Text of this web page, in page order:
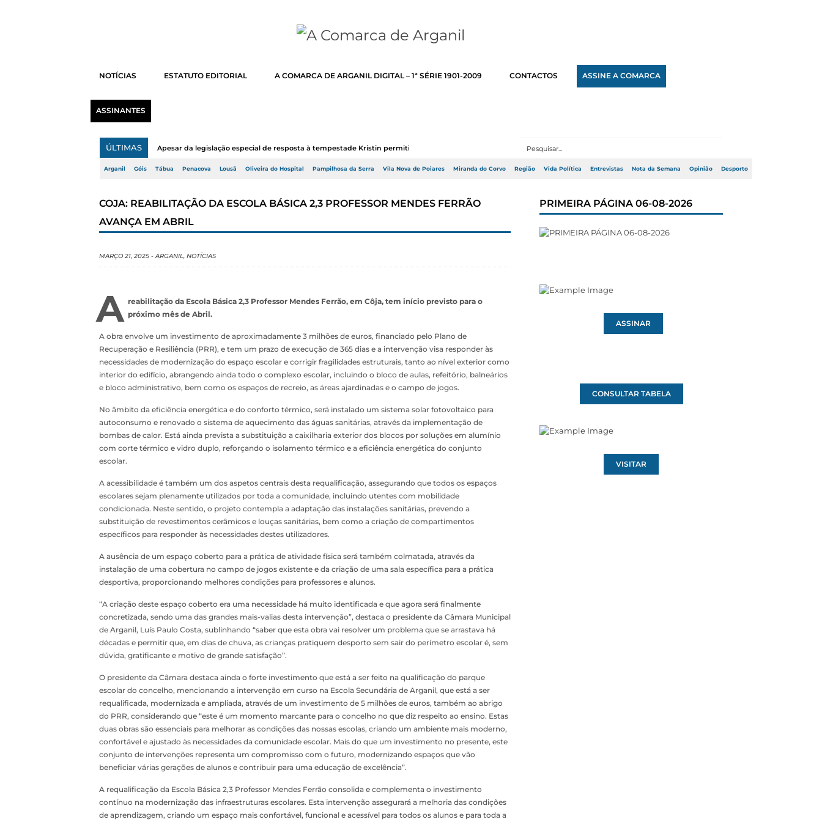
NOTÍCIAS ESTATUTO EDITORIAL A COMARCA DE ARGANIL DIGITAL – 1ª SÉRIE 1901-2009 CONTACTOS ASSINE A COMARCA
ASSINANTES
ÚLTIMAS Apesar da legislação especial de resposta à tempestade Kristin permitir a adj...
Arganil Góis Tábua Penacova Lousã Oliveira do Hospital Pampilhosa da Serra Vila Nova de Poiares Miranda do Corvo Região Vida Política Entrevistas Nota da Semana Opinião Desporto
COJA: REABILITAÇÃO DA ESCOLA BÁSICA 2,3 PROFESSOR MENDES FERRÃO
AVANÇA EM ABRIL
MARÇO 21, 2025 -ARGANIL, NOTÍCIAS
A reabilitação da Escola Básica 2,3 Professor Mendes Ferrão, em Côja, tem início previsto para o
próximo mês de Abril.
A obra envolve um investimento de aproximadamente 3 milhões de euros, financiado pelo Plano de
Recuperação e Resiliência (PRR), e tem um prazo de execução de 365 dias e a intervenção visa responder às
necessidades de modernização do espaço escolar e corrigir fragilidades estruturais, tanto ao nível exterior como
interior do edifício, abrangendo ainda todo o complexo escolar, incluindo o bloco de aulas, refeitório, balneários
e bloco administrativo, bem como os espaços de recreio, as áreas ajardinadas e o campo de jogos.
No âmbito da eficiência energética e do conforto térmico, será instalado um sistema solar fotovoltaico para
autoconsumo e renovado o sistema de aquecimento das águas sanitárias, através da implementação de
bombas de calor. Está ainda prevista a substituição a caixilharia exterior dos blocos por soluções em alumínio
com corte térmico e vidro duplo, reforçando o isolamento térmico e a eficiência energética do conjunto
escolar.
A acessibilidade é também um dos aspetos centrais desta requalificação, assegurando que todos os espaços
escolares sejam plenamente utilizados por toda a comunidade, incluindo utentes com mobilidade
condicionada. Neste sentido, o projeto contempla a adaptação das instalações sanitárias, prevendo a
substituição de revestimentos cerâmicos e louças sanitárias, bem como a criação de compartimentos
específicos para responder às necessidades destes utilizadores.
A ausência de um espaço coberto para a prática de atividade física será também colmatada, através da
instalação de uma cobertura no campo de jogos existente e da criação de uma sala específica para a prática
desportiva, proporcionando melhores condições para professores e alunos.
“A criação deste espaço coberto era uma necessidade há muito identificada e que agora será finalmente
concretizada, sendo uma das grandes mais-valias desta intervenção”, destaca o presidente da Câmara Municipal
de Arganil, Luís Paulo Costa, sublinhando “saber que esta obra vai resolver um problema que se arrastava há
décadas e permitir que, em dias de chuva, as crianças pratiquem desporto sem sair do perímetro escolar é, sem
dúvida, gratificante e motivo de grande satisfação”.
O presidente da Câmara destaca ainda o forte investimento que está a ser feito na qualificação do parque
escolar do concelho, mencionando a intervenção em curso na Escola Secundária de Arganil, que está a ser
requalificada, modernizada e ampliada, através de um investimento de 5 milhões de euros, também ao abrigo
do PRR, considerando que “este é um momento marcante para o concelho no que diz respeito ao ensino. Estas
duas obras são essenciais para melhorar as condições das nossas escolas, criando um ambiente mais moderno,
confortável e ajustado às necessidades da comunidade escolar. Mais do que um investimento no presente, este
conjunto de intervenções representa um compromisso com o futuro, modernizando espaços que vão
beneficiar várias gerações de alunos e contribuir para uma educação de excelência”.
A requalificação da Escola Básica 2,3 Professor Mendes Ferrão consolida e complementa o investimento
contínuo na modernização das infraestruturas escolares. Esta intervenção assegurará a melhoria das condições
de aprendizagem, criando um espaço mais confortável, funcional e acessível para todos os alunos e para toda a
PRIMEIRA PÁGINA 06-08-2026
ASSINAR
CONSULTAR TABELA
VISITAR